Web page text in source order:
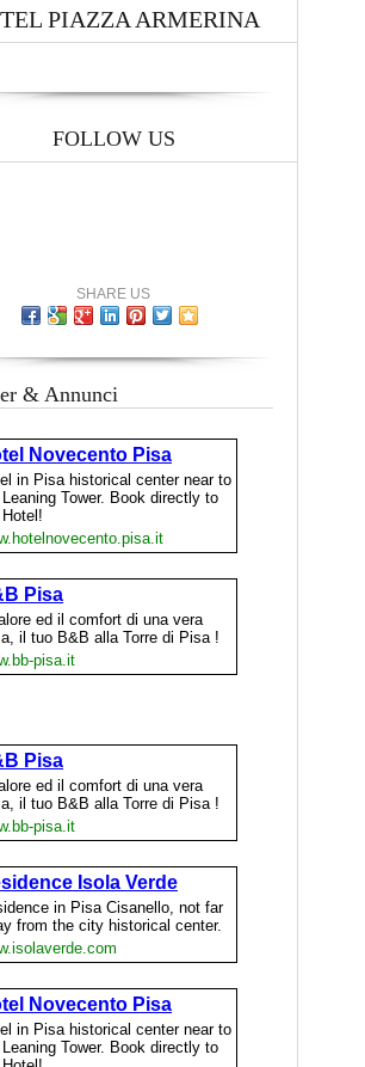
PIAZZA ARMERINA
FOLLOW US
SHARE US
& Annunci